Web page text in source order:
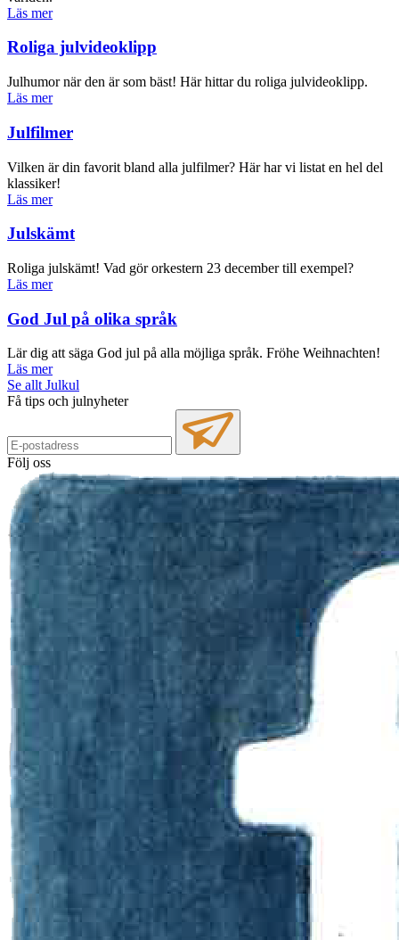
Läs mer
Roliga julvideoklipp
Julhumor när den är som bäst! Här hittar du roliga julvideoklipp.
Läs mer
Julfilmer
Vilken är din favorit bland alla julfilmer? Här har vi listat en hel del
klassiker!
Läs mer
Julskämt
Roliga julskämt! Vad gör orkestern 23 december till exempel?
Läs mer
God Jul på olika språk
Lär dig att säga God jul på alla möjliga språk. Fröhe Weihnachten!
Läs mer
Se allt Julkul
Få tips och julnyheter
Följ oss